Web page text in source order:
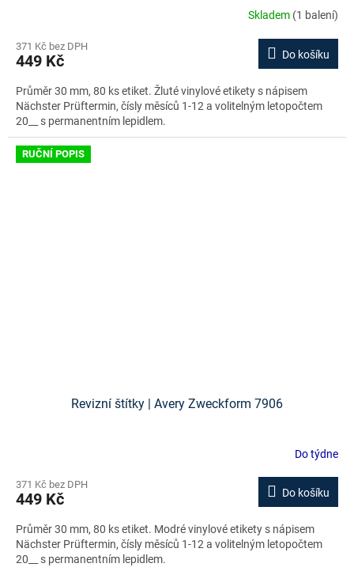
Skladem (1 balení)
371 Kč bez DPH
449 Kč Do košíku
Průměr 30 mm, 80 ks etiket. Žluté vinylové etikety s nápisem
Nächster Prüftermin, čísly měsíců 1-12 a volitelným letopočtem
20__ s permanentním lepidlem.
RUČNÍ POPIS
Revizní štítky | Avery Zweckform 7906
Do týdne
371 Kč bez DPH
449 Kč Do košíku
Průměr 30 mm, 80 ks etiket. Modré vinylové etikety s nápisem
Nächster Prüftermin, čísly měsíců 1-12 a volitelným letopočtem
20__ s permanentním lepidlem.